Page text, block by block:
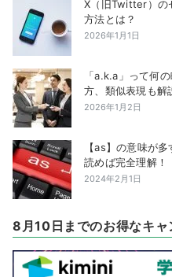
X（旧Twitter）の
方法とは？
2026年1月1日
「a.k.a」って何
方、類似表現も解
2026年1月2日
【as】の意味が
読めば完全理解！
2024年2月1日
8月10日までのお得なキャ